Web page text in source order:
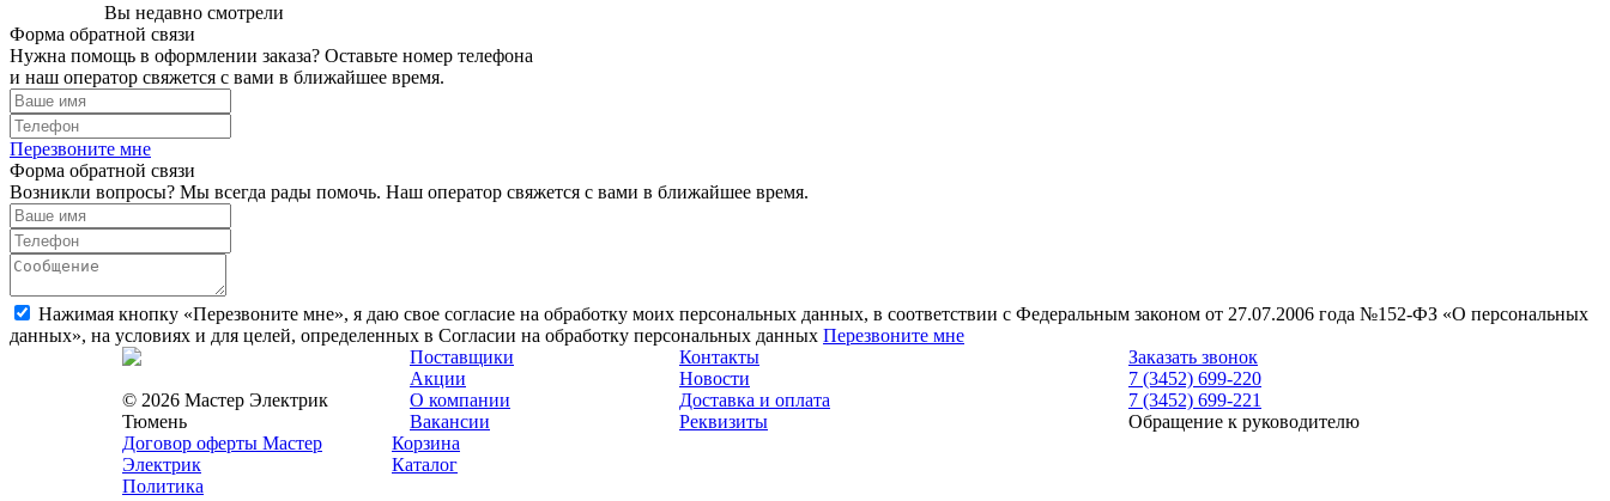
Вы недавно смотрели
Форма обратной связи
Нужна помощь в оформлении заказа? Оставьте номер телефона
и наш оператор свяжется с вами в ближайшее время.
Перезвоните мне
Форма обратной связи
Возникли вопросы? Мы всегда рады помочь. Наш оператор свяжется с вами в ближайшее время.
Нажимая кнопку «Перезвоните мне», я даю свое согласие на обработку моих персональных данных, в соответствии с Федеральным законом от 27.07.2006 года №152-ФЗ «О персональных
данных», на условиях и для целей, определенных в Согласии на обработку персональных данных Перезвоните мне
© 2026 Мастер Электрик
Тюмень
Договор оферты Мастер
Электрик
Политика
Поставщики
Контакты
Акции
Новости
О компании
Доставка и оплата
Вакансии
Реквизиты
Заказать звонок
7 (3452) 699-220
7 (3452) 699-221
Обращение к руководителю
Корзина
Каталог